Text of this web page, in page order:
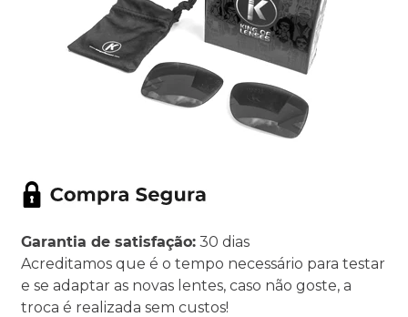
Garantia de satisfação: 30 dias
Acreditamos que é o tempo necessário para testar
e se adaptar as novas lentes, caso não goste, a
troca é realizada sem custos!